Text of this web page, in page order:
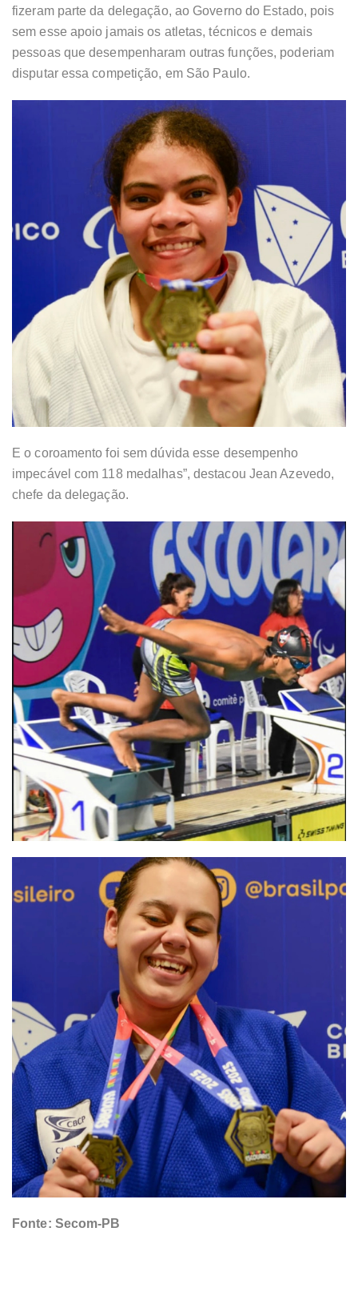
fizeram parte da delegação, ao Governo do Estado, pois
sem esse apoio jamais os atletas, técnicos e demais
pessoas que desempenharam outras funções, poderiam
disputar essa competição, em São Paulo.
E o coroamento foi sem dúvida esse desempenho
impecável com 118 medalhas”, destacou Jean Azevedo,
chefe da delegação.
Fonte: Secom-PB